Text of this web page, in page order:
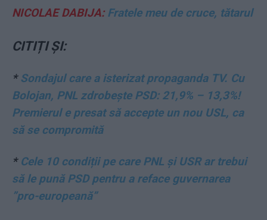
NICOLAE DABIJA:Fratele meu de cruce, tătarul
CITIȚI ȘI:
* Sondajul care a isterizat propaganda TV. Cu
Bolojan, PNL zdrobește PSD: 21,9% – 13,3%!
Premierul e presat să accepte un nou USL, ca
să se compromită
* Cele 10 condiții pe care PNL și USR ar trebui
să le pună PSD pentru a reface guvernarea
”pro-europeană”